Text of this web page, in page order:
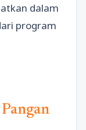
dalam
program